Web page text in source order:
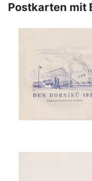
Postkarten mit